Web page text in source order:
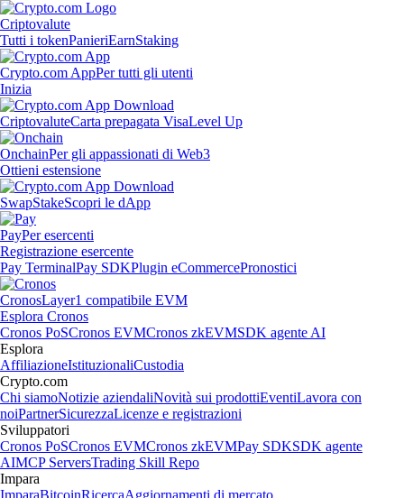
Criptovalute
Tutti i tokenPanieriEarnStaking
Crypto.com AppPer tutti gli utenti
Inizia
CriptovaluteCarta prepagata VisaLevel Up
OnchainPer gli appassionati di Web3
Ottieni estensione
SwapStakeScopri le dApp
PayPer esercenti
Registrazione esercente
Pay TerminalPay SDKPlugin eCommercePronostici
CronosLayer1 compatibile EVM
Esplora Cronos
Cronos PoSCronos EVMCronos zkEVMSDK agente AI
Esplora
AffiliazioneIstituzionaliCustodia
Crypto.com
Chi siamoNotizie aziendaliNovità sui prodottiEventiLavora con
noiPartnerSicurezzaLicenze e registrazioni
Sviluppatori
Cronos PoSCronos EVMCronos zkEVMPay SDKSDK agente
AIMCP ServersTrading Skill Repo
Impara
ImparaBitcoinRicercaAggiornamenti di mercato